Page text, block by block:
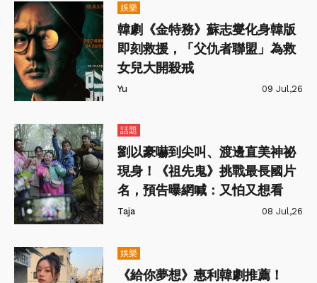
娛樂
韓劇《金特務》蘇志燮化身韓版
即刻救援，「父仇者聯盟」為救
女兒大開殺戒
Yu 09 Jul,26
話題
劉以豪嚇到尖叫、渡邊直美神祕
現身！《祖先鬼》挑戰最長國片
名，預告曝網喊：又怕又想看
Taja 08 Jul,26
娛樂
《給你夢想》惠利韓劇推薦！